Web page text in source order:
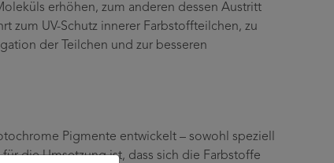
erhöhen, zum anderen dessen Austritt
zum UV-Schutz innerer Farbstoffteilchen, zu
der Teilchen und zur besseren
Pigmente entwickelt – sowohl speziell
die Umsetzung ist, dass sich die Farbstoffe